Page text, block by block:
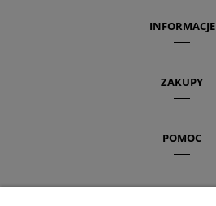
INFORMACJE
ZAKUPY
POMOC